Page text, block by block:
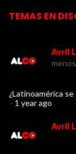
TEMAS EN
Avril
¿Latinoamérica
· 1 year ago
Avril